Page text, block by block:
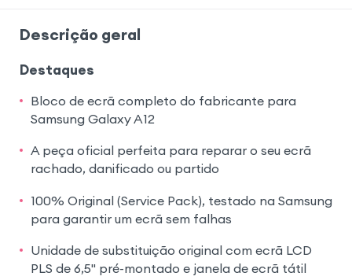
Descrição geral
Destaques
Bloco de ecrã completo do fabricante para
Samsung Galaxy A12
A peça oficial perfeita para reparar o seu ecrã
rachado, danificado ou partido
100% Original (Service Pack), testado na Samsung
para garantir um ecrã sem falhas
Unidade de substituição original com ecrã LCD
PLS de 6,5" pré-montado e janela de ecrã tátil